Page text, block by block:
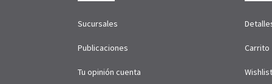
Sucursales
Publicaciones
Tu opinión cuenta
Carrito
Wishlist